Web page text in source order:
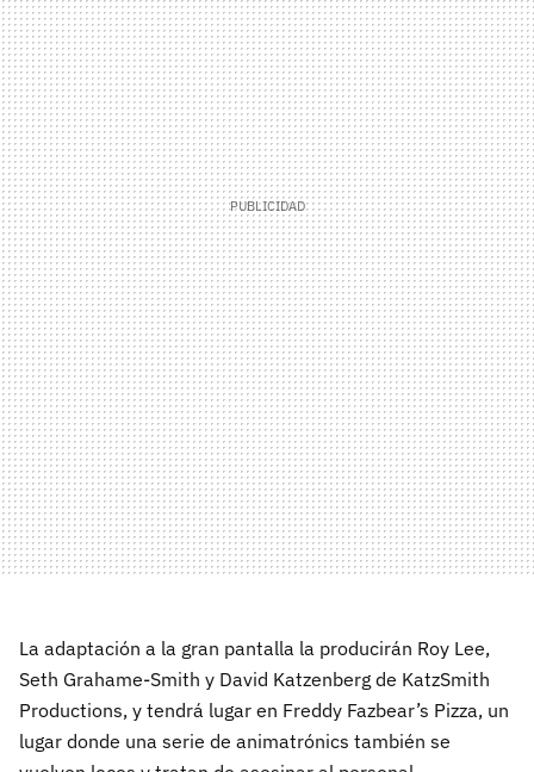
La adaptación a la gran pantalla la producirán Roy Lee,
Seth Grahame-Smith y David Katzenberg de KatzSmith
Productions, y tendrá lugar en Freddy Fazbear’s Pizza, un
lugar donde una serie de animatrónics también se